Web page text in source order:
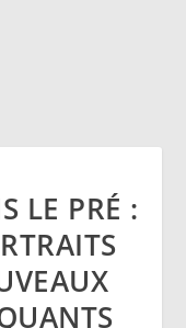
LE PRÉ :